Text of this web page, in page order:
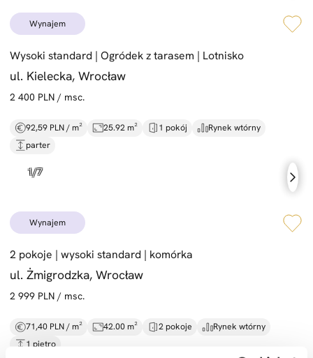
wynajem
Wysoki standard | Ogródek z tarasem | Lotnisko
ul. Kielecka, Wrocław
2 400 PLN / msc.
92,59 PLN / m² 25.92 m² 1 pokój
Rynek wtórny
parter
wynajem
2 pokoje | wysoki standard | komórka
ul. Żmigrodzka, Wrocław
2 999 PLN / msc.
71,40 PLN / m² 42.00 m² 2 pokoje
Rynek wtórny
1 piętro